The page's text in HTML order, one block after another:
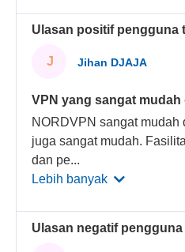
Ulasan positif pengguna
J Jihan DJAJA
VPN yang sangat mudah
NORDVPN sangat
juga sangat mudah.
dan pe...
Lebih banyak
Ulasan negatif